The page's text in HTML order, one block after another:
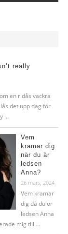
really
en ridås vackra
det upp dag för
…
Vem
kramar dig
när du är
ledsen
Anna?
26 mars, 2024
Vem kramar
dig då du ör
ledsen Anna
mig till …